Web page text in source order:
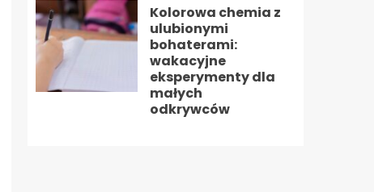
Kolorowa chemia z
ulubionymi
bohaterami:
wakacyjne
eksperymenty dla
małych
odkrywców